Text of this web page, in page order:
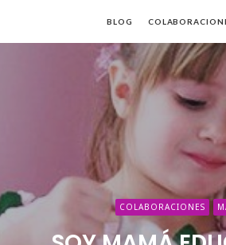
BLOG
COLABORACIONES